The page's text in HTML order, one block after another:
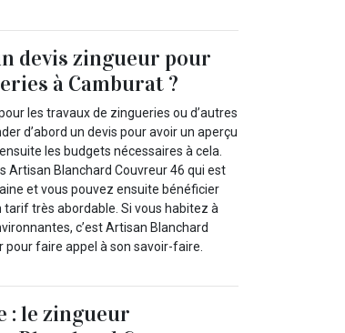
devis zingueur pour
à Camburat ?
les travaux de zingueries ou d’autres
d’abord un devis pour avoir un aperçu
les budgets nécessaires à cela.
Artisan Blanchard Couvreur 46 qui est
et vous pouvez ensuite bénéficier
très abordable. Si vous habitez à
c’est Artisan Blanchard
pour faire appel à son savoir-faire.
: le zingueur